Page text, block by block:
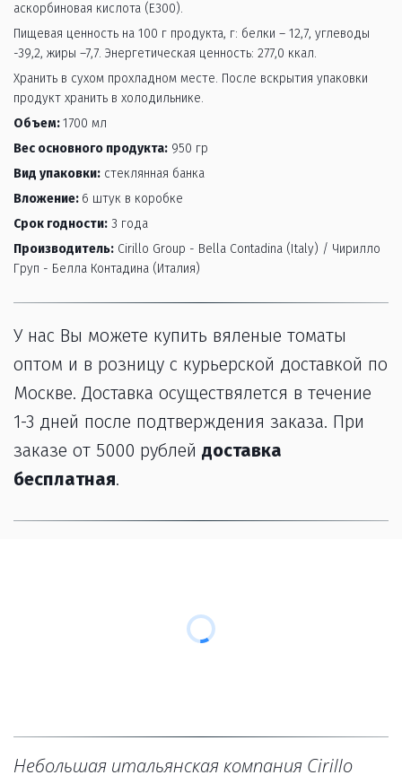
аскорбиновая кислота (Е300).
Пищевая ценность на 100 г продукта, г: белки – 12,7, углеводы
-39,2, жиры –7,7. Энергетическая ценность: 277,0 ккал.
Хранить в сухом прохладном месте. После вскрытия упаковки
продукт хранить в холодильнике.
Объем: 1700 мл
Вес основного продукта: 950 гр
Вид упаковки: стеклянная банка
Вложение: 6 штук в коробке
Срок годности: 3 года
Производитель: Cirillo Group - Bella Contadina (Italy) / Чирилло
Груп - Белла Контадина (Италия)
У нас Вы можете купить вяленые томаты
оптом и в розницу с курьерской доставкой по
Москве. Доставка осуществялется в течение
1-3 дней после подтверждения заказа. При
заказе от 5000 рублей доставка
бесплатная.
Небольшая итальянская компания Cirillo